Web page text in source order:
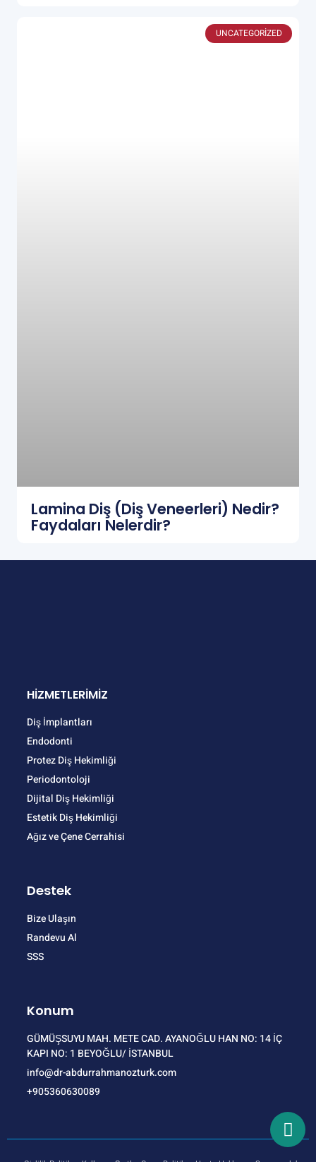
UNCATEGORIZED
Lamina Diş (Diş Veneerleri) Nedir?
Faydaları Nelerdir?
HİZMETLERİMİZ
Diş İmplantları
Endodonti
Protez Diş Hekimliği
Periodontoloji
Dijital Diş Hekimliği
Estetik Diş Hekimliği
Ağız ve Çene Cerrahisi
Destek
Bize Ulaşın
Randevu Al
SSS
Konum
GÜMÜŞSUYU MAH. METE CAD. AYANOĞLU HAN NO: 14 İÇ
KAPI NO: 1 BEYOĞLU/ İSTANBUL
info@dr-abdurrahmanozturk.com
+905360630089